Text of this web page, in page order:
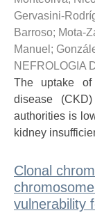
Gervasini-
Barroso; Mota-
Manuel ;
NEFROLOGIA
The uptake
disease
authorities is
kidney
Clonal
vulnerability